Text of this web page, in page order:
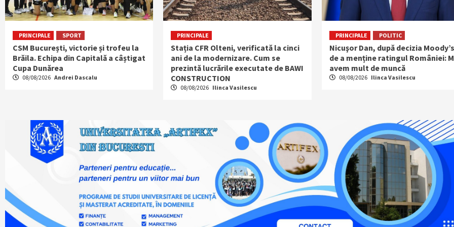
PRINCIPALE SPORT
CSM București, victorie și trofeu la
Brăila. Echipa din Capitală a câștigat
Cupa Dunărea
08/08/2026 Andrei Dascalu
PRINCIPALE
Stația CFR Olteni, verificată la cinci
ani de la modernizare. Cum se
prezintă lucrările executate de BAWI
CONSTRUCTION
08/08/2026 Ilinca Vasilescu
PRINCIPALE POLITIC
Nicuşor Dan, după decizia Moody’s
de a menține ratingul României:
avem mult de muncă
08/08/2026 Ilinca Vasilescu